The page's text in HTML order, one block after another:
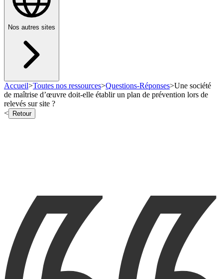
Nos autres sites
Accueil>Toutes nos ressources>Questions-Réponses>Une société
de maîtrise d’œuvre doit-elle établir un plan de prévention lors de
relevés sur site ?
<
Retour